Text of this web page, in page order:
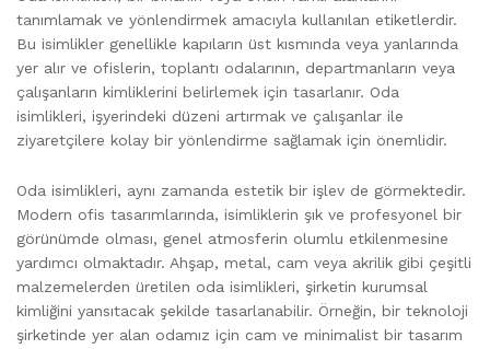
tanımlamak ve yönlendirmek amacıyla kullanılan etiketlerdir.
Bu isimlikler genellikle kapıların üst kısmında veya yanlarında
yer alır ve ofislerin, toplantı odalarının, departmanların veya
çalışanların kimliklerini belirlemek için tasarlanır. Oda
isimlikleri, işyerindeki düzeni artırmak ve çalışanlar ile
ziyaretçilere kolay bir yönlendirme sağlamak için önemlidir.
Oda isimlikleri, aynı zamanda estetik bir işlev de görmektedir.
Modern ofis tasarımlarında, isimliklerin şık ve profesyonel bir
görünümde olması, genel atmosferin olumlu etkilenmesine
yardımcı olmaktadır. Ahşap, metal, cam veya akrilik gibi çeşitli
malzemelerden üretilen oda isimlikleri, şirketin kurumsal
kimliğini yansıtacak şekilde tasarlanabilir. Örneğin, bir teknoloji
şirketinde yer alan odamız için cam ve minimalist bir tasarım